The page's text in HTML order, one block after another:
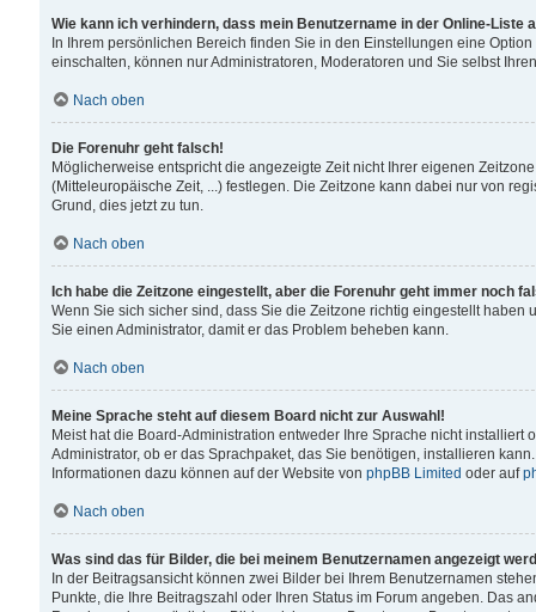
Wie kann ich verhindern, dass mein Benutzername in der Online-Liste
In Ihrem persönlichen Bereich finden Sie in den Einstellungen eine
einschalten, können nur Administratoren, Moderatoren und Sie selbst
Nach oben
Die Forenuhr geht falsch!
Möglicherweise entspricht die angezeigte Zeit nicht Ihrer eigenen
(Mitteleuropäische Zeit, ...) festlegen. Die Zeitzone kann dabei nur von
Grund, dies jetzt zu tun.
Nach oben
Ich habe die Zeitzone eingestellt, aber die Forenuhr geht immer noch
Wenn Sie sich sicher sind, dass Sie die Zeitzone richtig eingestellt
Sie einen Administrator, damit er das Problem beheben kann.
Nach oben
Meine Sprache steht auf diesem Board nicht zur Auswahl!
Meist hat die Board-Administration entweder Ihre Sprache nicht
Administrator, ob er das Sprachpaket, das Sie benötigen, installieren
Informationen dazu können auf der Website von phpBB Limited oder auf
Nach oben
Was sind das für Bilder, die bei meinem Benutzernamen angezeigt
In der Beitragsansicht können zwei Bilder bei Ihrem Benutzernamen
Punkte, die Ihre Beitragszahl oder Ihren Status im Forum angeben. Das